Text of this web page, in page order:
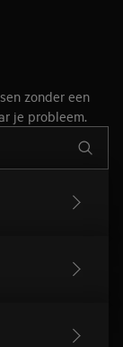
zonder een
je probleem.